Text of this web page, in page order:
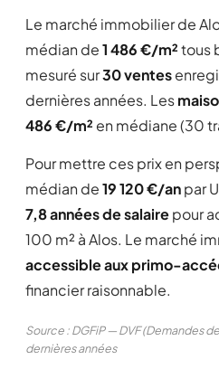
Le marché immobilier de
médian de1 486 €/m²tous
mesuré sur30 ventes
dernières années. Les
486 €/m² en médiane (30
Pour mettre ces prix en
médian de19 120 €/anpar
7,8 années de salairepour
100 m² à Alos. Le marché
accessible aux primo-
financier raisonnable.
Source : DGFiP — DVF (Demandes
dernières années